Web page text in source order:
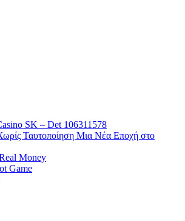
SK – Det 106311578
Ταυτοποίηση Μια Νέα Εποχή στο
Money
Game